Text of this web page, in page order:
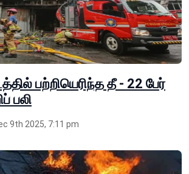
பற்றியெரிந்த தீ - 22 பேர்
பலி
9th 2025, 7:11 pm